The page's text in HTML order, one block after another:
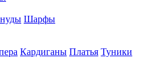
Шарфы
Кардиганы Платья Туники